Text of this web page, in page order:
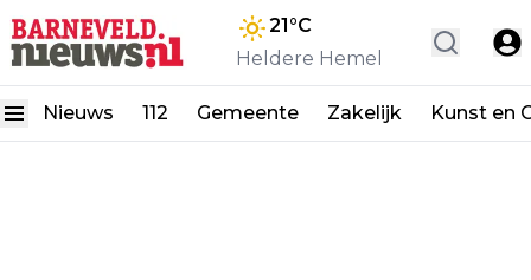
21°C
Heldere Hemel
Nieuws 112 Gemeente Zakelijk Kunst en